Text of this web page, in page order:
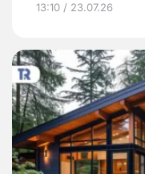
13:10 / 23.07.26